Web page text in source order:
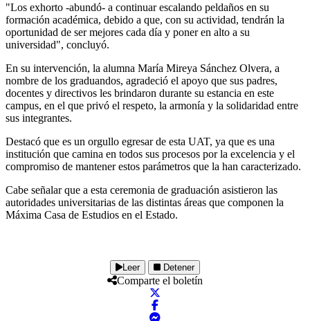
"Los exhorto -abundó- a continuar escalando peldaños en su
formación académica, debido a que, con su actividad, tendrán la
oportunidad de ser mejores cada día y poner en alto a su
universidad", concluyó.
En su intervención, la alumna María Mireya Sánchez Olvera, a
nombre de los graduandos, agradeció el apoyo que sus padres,
docentes y directivos les brindaron durante su estancia en este
campus, en el que privó el respeto, la armonía y la solidaridad entre
sus integrantes.
Destacó que es un orgullo egresar de esta UAT, ya que es una
institución que camina en todos sus procesos por la excelencia y el
compromiso de mantener estos parámetros que la han caracterizado.
Cabe señalar que a esta ceremonia de graduación asistieron las
autoridades universitarias de las distintas áreas que componen la
Máxima Casa de Estudios en el Estado.
Leer Detener
Comparte el boletín